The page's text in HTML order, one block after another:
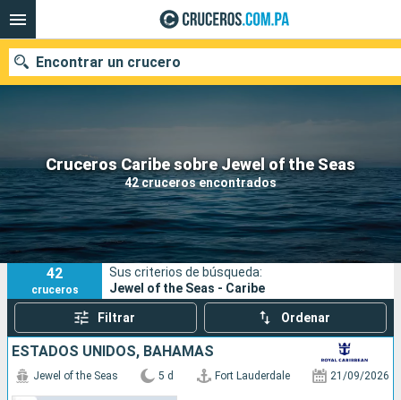
Cruceros Caribe sobre Jewel of the Seas
42 cruceros encontrados
Encontrar un crucero
Nuestros destinos
Fecha de salida
Puertos Compañías
Buscar
42
cruceros
Sus criterios de búsqueda:
Jewel of the Seas - Caribe
Filtrar Ordenar
ESTADOS UNIDOS, BAHAMAS
Jewel of the Seas 5 d Fort Lauderdale 21/09/2026